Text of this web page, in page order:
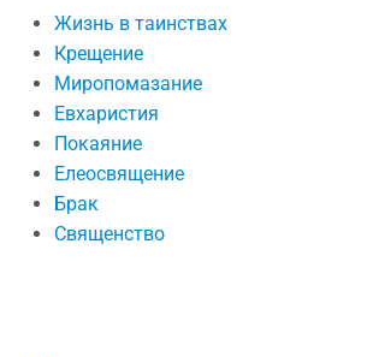
Жизнь в таинствах
Крещение
Миропомазание
Евхаристия
Покаяние
Елеосвящение
Брак
Священство